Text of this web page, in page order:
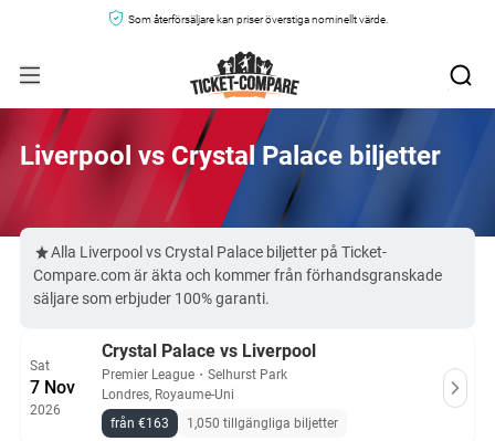
Som återförsäljare kan priser överstiga nominellt värde.
Liverpool vs Crystal Palace biljetter
Alla Liverpool vs Crystal Palace biljetter på Ticket-
Compare.com är äkta och kommer från förhandsgranskade
säljare som erbjuder 100% garanti.
Sat
7 Nov
2026
Crystal Palace vs Liverpool
Premier League ・ Selhurst Park
Londres, Royaume-Uni
från €163
1,050 tillgängliga biljetter